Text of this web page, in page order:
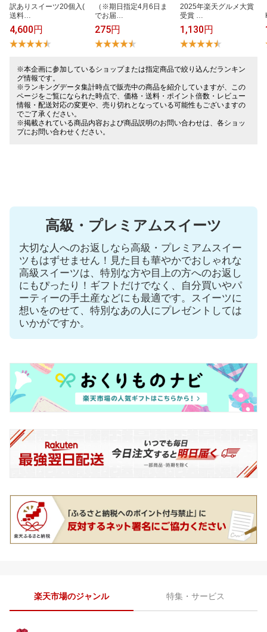
訳​あ​り​ス​イ​ー​ツ​2​0​個​入​(​
送​料​…
4,600円
（​※​期​日​指​定​4​月​6​日​ま​
で​お​届​…
275円
2​0​2​5​年​楽​天​グ​ル​メ​大​賞​
受​賞​ ​…
1,130円
※本企画に参加しているショップまたは指定商品で絞り込んだランキン
グ情報です。
※ランキングデータ集計時点で販売中の商品を紹介していますが、この
ページをご覧になられた時点で、価格・送料・ポイント倍数・レビュー
情報・配送対応の変更や、売り切れとなっている可能性もございますの
でご了承ください。
※掲載されている商品内容および商品説明のお問い合わせは、各ショッ
プにお問い合わせください。
高級・プレミアムスイーツ
大切な人へのお返しなら高級・プレミアムスイー
ツもはずせません！見た目も華やかでおしゃれな
高級スイーツは、特別な方や目上の方へのお返し
にもぴったり！ギフトだけでなく、自分買いやパ
ーティーの手土産などにも最適です。スイーツに
想いをのせて、特別なあの人にプレゼントしては
いかがですか。
楽天市場のジャンル 特集・サービス